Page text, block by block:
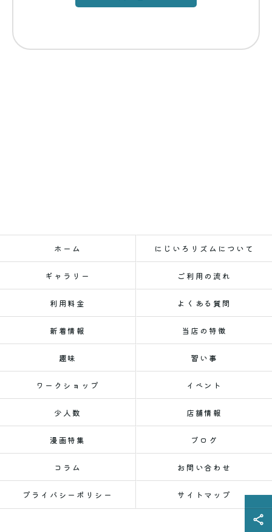
ホーム にじいろリズムについて
ギャラリー ご利用の流れ
利用料金 よくある質問
新着情報 当店の特徴
趣味 習い事
ワークショップ イベント
少人数 店舗情報
漫画特集 ブログ
コラム お問い合わせ
プライバシーポリシー サイトマップ